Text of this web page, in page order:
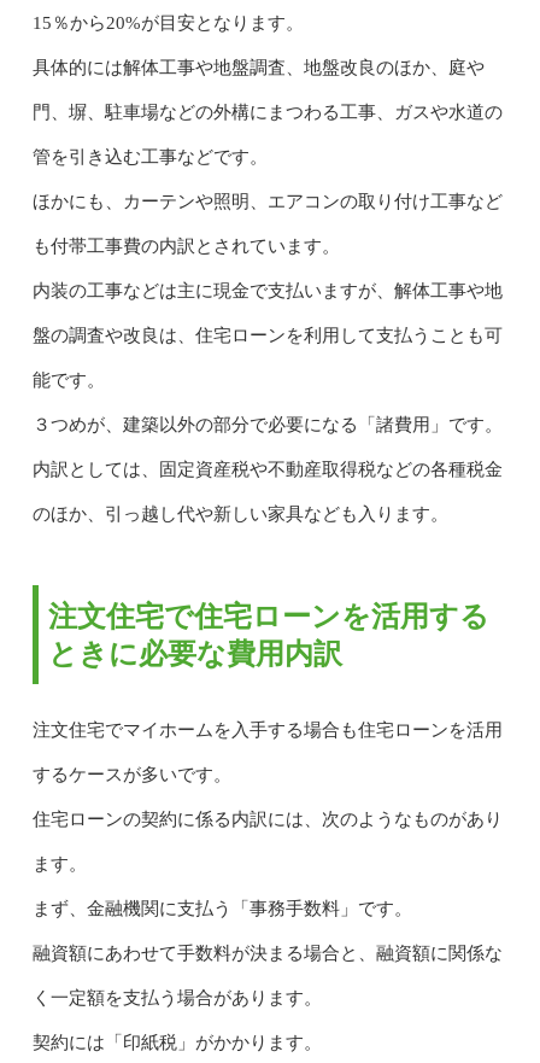
15％から20%が目安となります。
具体的には解体工事や地盤調査、地盤改良のほか、庭や
門、塀、駐車場などの外構にまつわる工事、ガスや水道の
管を引き込む工事などです。
ほかにも、カーテンや照明、エアコンの取り付け工事など
も付帯工事費の内訳とされています。
内装の工事などは主に現金で支払いますが、解体工事や地
盤の調査や改良は、住宅ローンを利用して支払うことも可
能です。
３つめが、建築以外の部分で必要になる「諸費用」です。
内訳としては、固定資産税や不動産取得税などの各種税金
のほか、引っ越し代や新しい家具なども入ります。
注文住宅で住宅ローンを活用する
ときに必要な費用内訳
注文住宅でマイホームを入手する場合も住宅ローンを活用
するケースが多いです。
住宅ローンの契約に係る内訳には、次のようなものがあり
ます。
まず、金融機関に支払う「事務手数料」です。
融資額にあわせて手数料が決まる場合と、融資額に関係な
く一定額を支払う場合があります。
契約には「印紙税」がかかります。